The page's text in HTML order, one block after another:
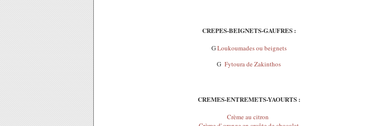
CREPES-BEIGNETS-GAUFRES :
GLoukoumades ou beignets
G Fytoura de Zakinthos
CREMES-ENTREMETS-YAOURTS :
Crème au citron